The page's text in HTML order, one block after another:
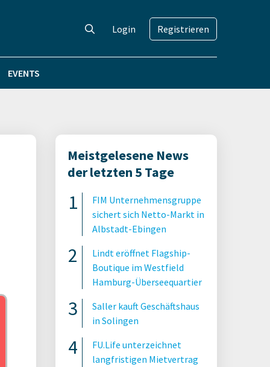
Login Registrieren
EVENTS
Meistgelesene News
der letzten 5 Tage
FIM Unternehmensgruppe
sichert sich Netto-Markt in
Albstadt-Ebingen
Lindt eröffnet Flagship-
Boutique im Westfield
Hamburg-Überseequartier
Saller kauft Geschäftshaus
in Solingen
FU.Life unterzeichnet
langfristigen Mietvertrag